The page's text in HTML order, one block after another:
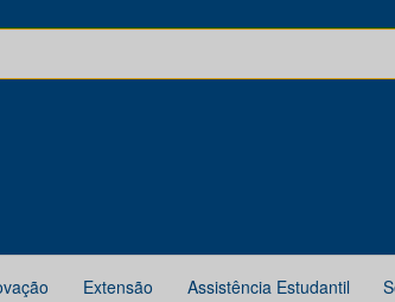
Extensão Assistência Estudantil